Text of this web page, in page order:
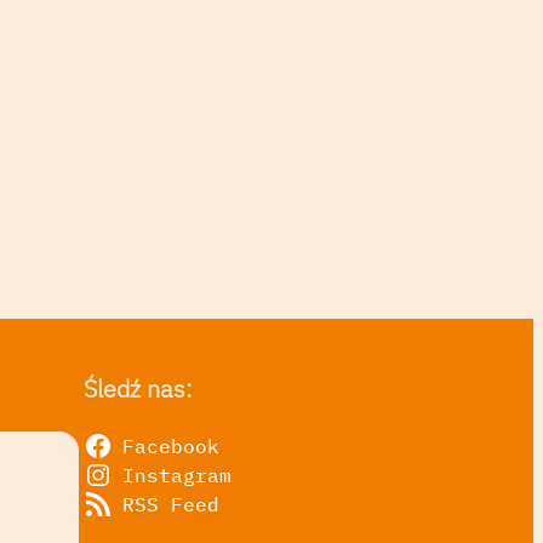
Śledź nas:
Facebook
Instagram
RSS Feed